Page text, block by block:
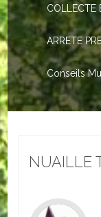
Nouveaux
Le PACS
Voter
Bientôt 16 ans
Urbanisme
COLLECTE
ARRETE
Conseils
NUAILLE